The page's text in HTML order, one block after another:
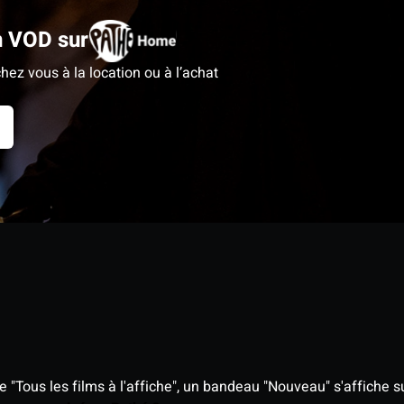
sur
vous à la location ou à l’achat
les films à l'affiche", un bandeau "Nouveau" s'affiche